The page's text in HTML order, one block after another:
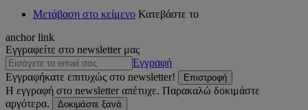
Μετάβαση στο κείμενο Κατεβάστε το
anchor link
Εγγραφείτε στο newsletter μας
Εγγραφή
Εγγραφήκατε επιτυχώς στο newsletter!
Επιστροφή
Η εγγραφή στο newsletter απέτυχε. Παρακαλώ δοκιμάστε
αργότερα.
Δοκιμάστε ξανά